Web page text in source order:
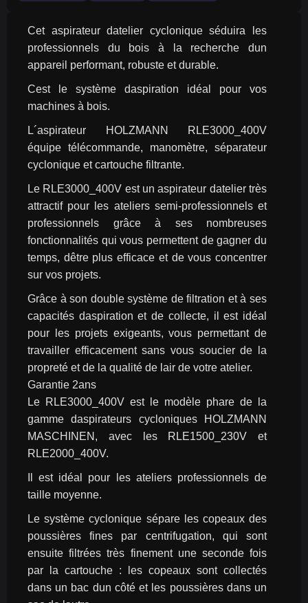
Cet aspirateur datelier cyclonique séduira les
professionnels du bois à la recherche dun
appareil performant, robuste et durable.
Cest le système daspiration idéal pour vos
machines à bois.
L´aspirateur HOLZMANN RLE3000_400V
équipe télécommande, manomètre, séparateur
cyclonique et cartouche filtrante.
Le RLE3000_400V est un aspirateur datelier très
attractif pour les ateliers semi-professionnels et
professionnels grâce à ses nombreuses
fonctionnalités qui vous permettent de gagner du
temps, dêtre plus efficace et de vous concentrer
sur vos projets.
Grâce à son double système de filtration et à ses
capacités daspiration et de collecte, il est idéal
pour les projets exigeants, vous permettant de
travailler efficacement sans vous soucier de la
propreté et de la qualité de lair de votre atelier.
Garantie 2ans
Le RLE3000_400V est le modèle phare de la
gamme daspirateurs cycloniques HOLZMANN
MASCHINEN, avec les RLE1500_230V et
RLE2000_400V.
Il est idéal pour les ateliers professionnels de
taille moyenne.
Le système cyclonique sépare les copeaux des
poussières fines par centrifugation, qui sont
ensuite filtrées très finement une seconde fois
par la cartouche : les copeaux sont collectés
dans un bac dun côté et les poussières dans un